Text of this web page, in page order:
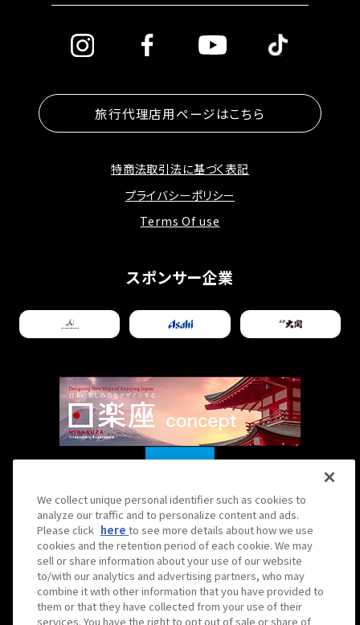
旅行代理店用ページはこちら
特商法取引法に基づく表記
プライバシーポリシー
Terms Of use
スポンサー企業
Hirakuza is operated by Hanshin Contents Link
Corporation
日楽座は株式会社阪神コンテンツリンクが運営しています。
We collect unique personal identifier such as cookies to
analyze our traffic and to personalize content and ads.
Please click here to see more details about how we use
cookies and the retention period of each cookie. We may
sell or share information about your use of our website
to/with our analytics and advertising partners, who may
combine it with other information that you have provided to
them or that they have collected from your use of their
services. You have the right to opt out of sale or share of